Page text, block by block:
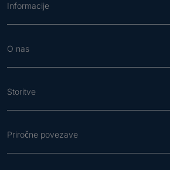
Informacije
O nas
Storitve
Priročne povezave